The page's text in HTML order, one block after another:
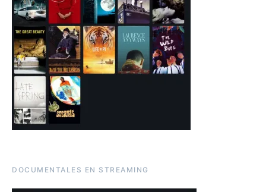
DOCUMENTALES EN STREAMING